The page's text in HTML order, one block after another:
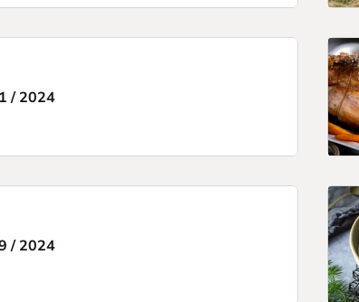
/ 2024
/ 2024